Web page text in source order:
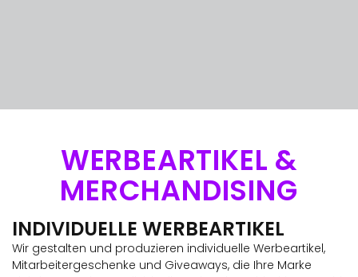
WERBEARTIKEL &
MERCHANDISING
INDIVIDUELLE WERBEARTIKEL
Wir gestalten und produzieren individuelle Werbeartikel,
Mitarbeitergeschenke und Giveaways, die Ihre Marke